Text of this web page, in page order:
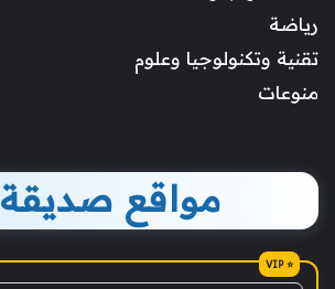
رياضة
تقنية وتكنولوجيا وعلوم
منوعات
مواقع صديقة